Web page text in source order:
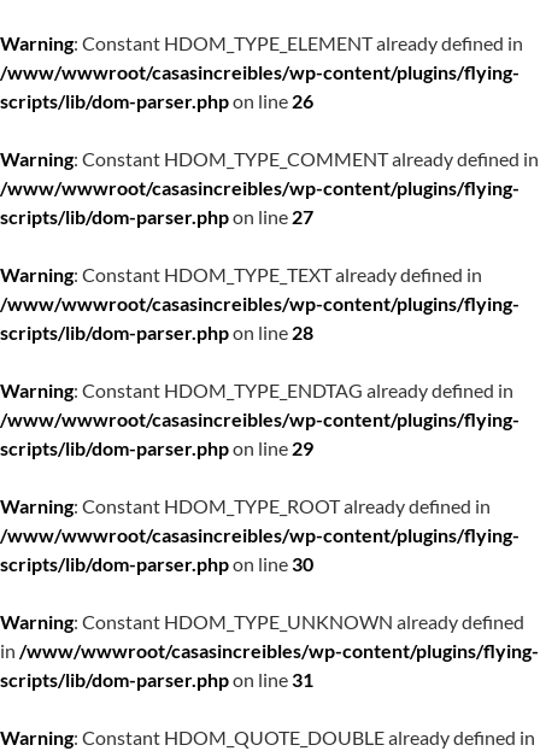
Warning: Constant HDOM_TYPE_ELEMENT already defined in
/www/wwwroot/casasincreibles/wp-content/plugins/flying-
scripts/lib/dom-parser.phpon line 26
Warning: Constant HDOM_TYPE_COMMENT already defined in
/www/wwwroot/casasincreibles/wp-content/plugins/flying-
scripts/lib/dom-parser.phpon line 27
Warning: Constant HDOM_TYPE_TEXT already defined in
/www/wwwroot/casasincreibles/wp-content/plugins/flying-
scripts/lib/dom-parser.phpon line 28
Warning: Constant HDOM_TYPE_ENDTAG already defined in
/www/wwwroot/casasincreibles/wp-content/plugins/flying-
scripts/lib/dom-parser.phpon line 29
Warning: Constant HDOM_TYPE_ROOT already defined in
/www/wwwroot/casasincreibles/wp-content/plugins/flying-
scripts/lib/dom-parser.phpon line30
Warning: Constant HDOM_TYPE_UNKNOWN already defined
in /www/wwwroot/casasincreibles/wp-content/plugins/flying-
scripts/lib/dom-parser.phpon line31
Warning: Constant HDOM_QUOTE_DOUBLE already defined in